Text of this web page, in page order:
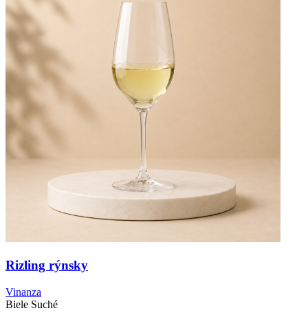
Rizling rýnsky
Vinanza
Biele Suché